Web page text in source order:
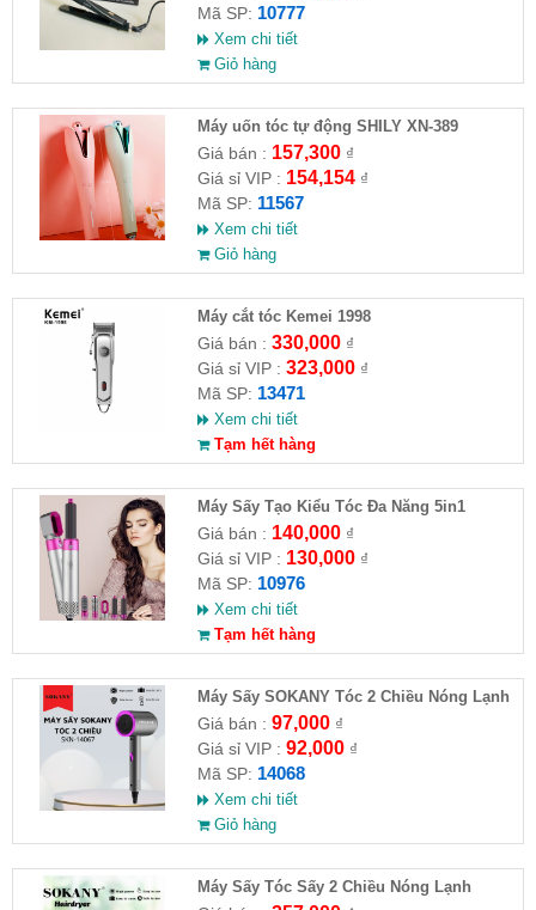
Mã SP: 10777
Xem chi tiết
Giỏ hàng
Máy uốn tóc tự động SHILY XN-389
Giá bán : 157,300₫
Giá sỉ VIP : 154,154₫
Mã SP: 11567
Xem chi tiết
Giỏ hàng
Máy cắt tóc Kemei 1998
Giá bán : 330,000₫
Giá sỉ VIP : 323,000₫
Mã SP: 13471
Xem chi tiết
Tạm hết hàng
Máy Sấy Tạo Kiểu Tóc Đa Năng 5in1
Giá bán : 140,000₫
Giá sỉ VIP : 130,000₫
Mã SP: 10976
Xem chi tiết
Tạm hết hàng
Máy Sấy SOKANY Tóc 2 Chiều Nóng Lạnh
800W SKN-14068
Giá bán : 97,000₫
Giá sỉ VIP : 92,000₫
Mã SP: 14068
Xem chi tiết
Giỏ hàng
Máy Sấy Tóc Sấy 2 Chiều Nóng Lạnh